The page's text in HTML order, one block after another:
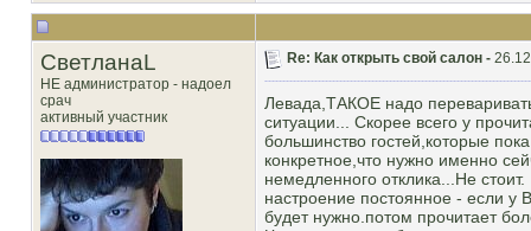
СветланаL
НЕ администратор - надоел
срач
активный участник
Re: Как открыть свой салон -
Левада,ТАКОЕ надо
ситуации... Скорее всего у
большинство гостей,которые
конкретное,что нужно именно
немедленного отклика...Не
настроение постоянное - если
будет нужно.потом прочитает